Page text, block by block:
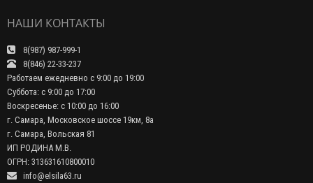
НАШИ КОНТАКТЫ
8(987) 987-999-1
8(846) 22-33-237
Работаем ежедневно с 9:00 до 19:00
Суббота: с 9:00 до 17:00
Воскресенье: с 10:00 до 16:00
г. Самара, Московское шоссе 19км, 8а
г. Самара, Вольская 81
ИП РОДИНА М.В.
ОГРН: 313631610800010
info@elsila63.ru